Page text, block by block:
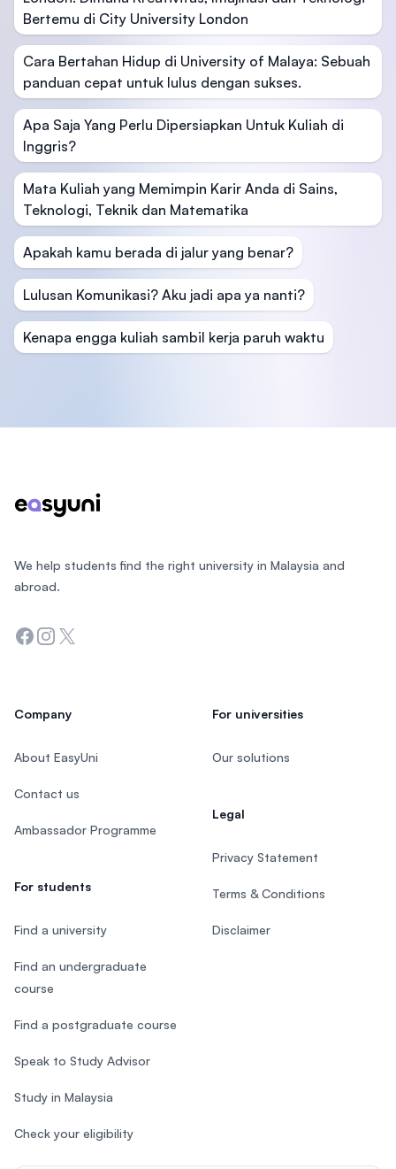
Bertemu di City University London
Cara Bertahan Hidup di University of Malaya: Sebuah
panduan cepat untuk lulus dengan sukses.
Apa Saja Yang Perlu Dipersiapkan Untuk Kuliah di
Inggris?
Mata Kuliah yang Memimpin Karir Anda di Sains,
Teknologi, Teknik dan Matematika
Apakah kamu berada di jalur yang benar?
Lulusan Komunikasi? Aku jadi apa ya nanti?
Kenapa engga kuliah sambil kerja paruh waktu
We help students find the right university in Malaysia and
abroad.
Facebook
Instagram
Twitter
Company
About EasyUni
Contact us
Ambassador Programme
For students
Find a university
Find an undergraduate
course
Find a postgraduate course
Speak to Study Advisor
Study in Malaysia
Check your eligibility
For universities
Our solutions
Legal
Privacy Statement
Terms & Conditions
Disclaimer